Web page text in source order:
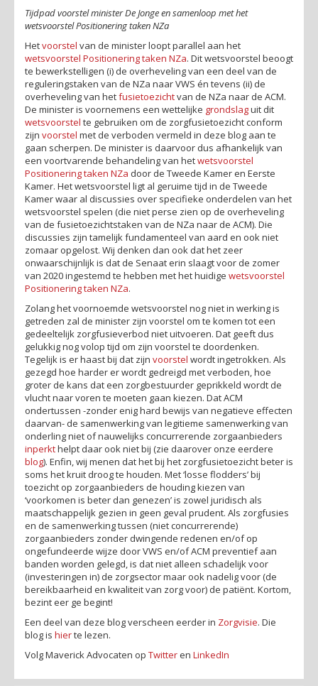
Tijdpad voorstel minister De Jonge en samenloop met het
wetsvoorstel Positionering taken NZa
Hetvoorstel van de minister loopt parallel aan het
wetsvoorstel Positionering taken NZa. Dit wetsvoorstel beoogt
te bewerkstelligen (i) de overheveling van een deel van de
reguleringstaken van de NZa naar VWS én tevens (ii) de
overheveling van hetfusietoezichtvan de NZa naar de ACM.
De minister is voornemens een wettelijke grondslaguit dit
wetsvoorstel te gebruiken om de zorgfusietoezicht conform
zijn voorstel met de verboden vermeld in deze blog aan te
gaan scherpen. De minister is daarvoor dus afhankelijk van
een voortvarende behandeling van hetwetsvoorstel
Positionering taken NZa door de Tweede Kamer en Eerste
Kamer. Het wetsvoorstel ligt al geruime tijd in de Tweede
Kamer waar al discussies over specifieke onderdelen van het
wetsvoorstel spelen (die niet perse zien op de overheveling
van de fusietoezichtstaken van de NZa naar de ACM). Die
discussies zijn tamelijk fundamenteel van aard en ook niet
zomaar opgelost. Wij denken dan ook dat het zeer
onwaarschijnlijk is dat de Senaat erin slaagt voor de zomer
van 2020 ingestemd te hebben met het huidige wetsvoorstel
Positionering taken NZa.
Zolang het voornoemde wetsvoorstel nog niet in werking is
getreden zal de minister zijn voorstel om te komen tot een
gedeeltelijk zorgfusieverbod niet uitvoeren. Dat geeft dus
gelukkig nog volop tijd om zijn voorstel te doordenken.
Tegelijk is er haast bij dat zijn voorstel wordt ingetrokken. Als
gezegd hoe harder er wordt gedreigd met verboden, hoe
groter de kans dat een zorgbestuurder geprikkeld wordt de
vlucht naar voren te moeten gaan kiezen. Dat ACM
ondertussen -zonder enig hard bewijs van negatieve effecten
daarvan- de samenwerking van legitieme samenwerking van
onderling niet of nauwelijks concurrerende zorgaanbieders
inperkthelpt daar ook niet bij (zie daarover onze eerdere
blog). Enfin, wij menen dat het bij het zorgfusietoezicht beter is
soms het kruit droog te houden. Met ‘losse flodders’ bij
toezicht op zorgaanbieders de houding kiezen van
‘voorkomen is beter dan genezen’ is zowel juridisch als
maatschappelijk gezien in geen geval prudent. Als zorgfusies
en de samenwerking tussen (niet concurrerende)
zorgaanbieders zonder dwingende redenen en/of op
ongefundeerde wijze door VWS en/of ACM preventief aan
banden worden gelegd, is dat niet alleen schadelijk voor
(investeringen in) de zorgsector maar ook nadelig voor (de
bereikbaarheid en kwaliteit van zorg voor) de patiënt. Kortom,
bezint eer ge begint!
Een deel van deze blog verscheen eerder in Zorgvisie. Die
blog is hierte lezen.
Volg Maverick Advocaten op Twitteren LinkedIn